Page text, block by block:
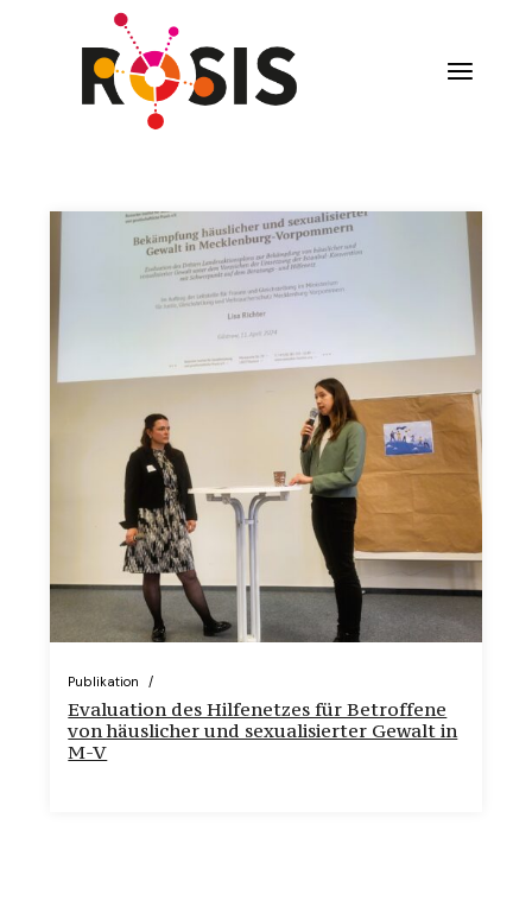
Publikation
Evaluation des Hilfenetzes für Betroffene
von häuslicher und sexualisierter Gewalt in
M-V